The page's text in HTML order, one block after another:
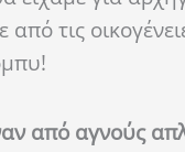
τις
από αγνούς